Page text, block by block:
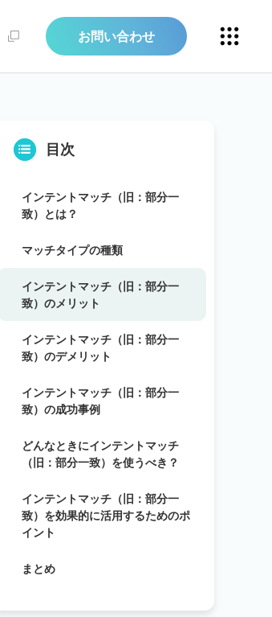
お問い合わせ
目次
インテントマッチ（旧：部分一
致）とは？
マッチタイプの種類
インテントマッチ（旧：部分一
致）のメリット
インテントマッチ（旧：部分一
致）のデメリット
インテントマッチ（旧：部分一
致）の成功事例
どんなときにインテントマッチ
（旧：部分一致）を使うべき？
インテントマッチ（旧：部分一
致）を効果的に活用するためのポ
イント
まとめ